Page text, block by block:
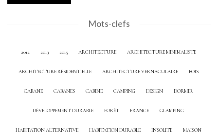
Mots-clefs
2012 2013 2015 ARCHITECTURE ARCHITECTURE MINIMALISTE
ARCHITECTURE RÉSIDENTIELLE ARCHITECTURE VERNACULAIRE BOIS
CABANE CABANES CABINE CAMPING DESIGN DORMIR
DÉVELOPPEMENT DURABLE FORÊT FRANCE GLAMPING
HABITATION ALTERNATIVE HABITATION DURABLE INSOLITE MAISON